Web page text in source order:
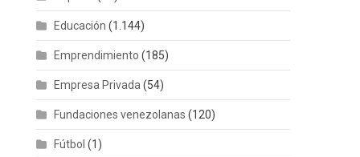
Educación (1.144)
Emprendimiento (185)
Empresa Privada (54)
Fundaciones venezolanas (120)
Fútbol (1)